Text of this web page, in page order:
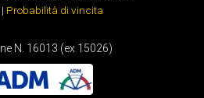
Probabilità di vincita
N. 16013 (ex 15026)